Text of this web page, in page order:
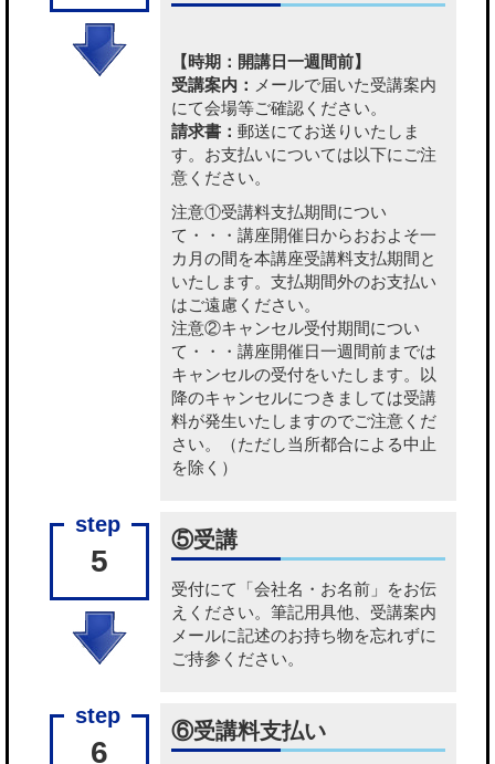
【時期：開講日一週間前】
受講案内： メールで届いた受講案内
にて会場等ご確認ください。
請求書： 郵送にてお送りいたしま
す。お支払いについては以下にご注
意ください。
注意①受講料支払期間につい
て・・・講座開催日からおおよそ一
カ月の間を本講座受講料支払期間と
いたします。支払期間外のお支払い
はご遠慮ください。
注意②キャンセル受付期間につい
て・・・講座開催日一週間前までは
キャンセルの受付をいたします。以
降のキャンセルにつきましては受講
料が発生いたしますのでご注意くだ
さい。（ただし当所都合による中止
を除く）
5
⑤受講
受付にて「会社名・お名前」をお伝
えください。筆記用具他、受講案内
メールに記述のお持ち物を忘れずに
ご持参ください。
6
⑥受講料支払い